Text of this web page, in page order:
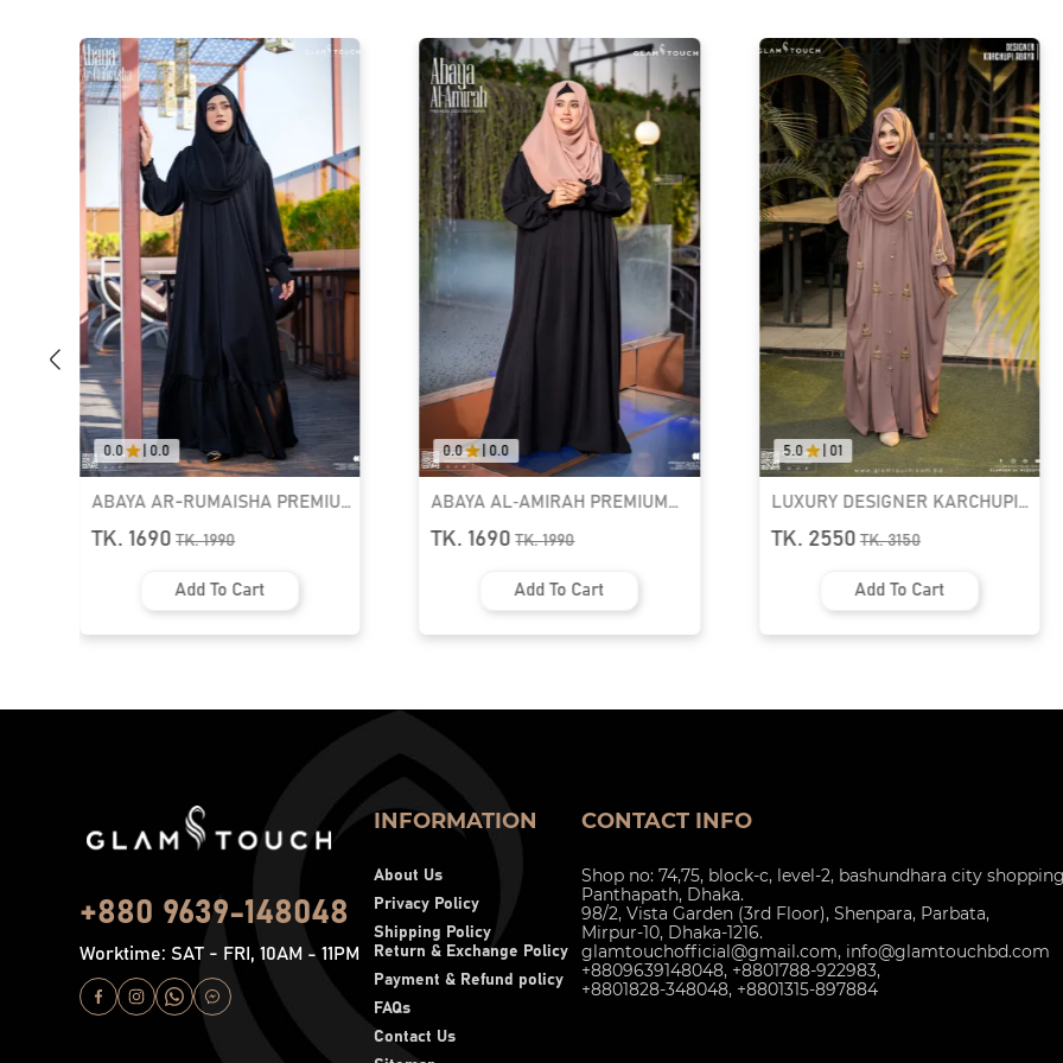
0.0 | 0.0
ABAYA AL‑AMIRAH PREMIUM
ZIPPER NECK ABAYA
TK. 1690 TK.1990
Add To Cart
5.0 | 01
LUXURY DESIGNER KARCHUPI
KAFTAN ABAYA | GT-1692
TK. 2550 TK.3150
Add To Cart
0.0 | 0.0
RUFI-EXTRA LONG INSTANT
READY HIJAB & NIQAB SET
TK. 1090 TK.1390
Add To Cart
+880 9639-148048
Worktime: SAT - FRI, 10AM - 11PM
INFORMATION
About Us
Privacy Policy
Shipping Policy
Return & Exchange Policy
Payment & Refund policy
FAQs
Contact Us
CONTACT INFO
Shop no: 74,75, block-c, level-2, bashundhara city
Panthapath, Dhaka.
98/2, Vista Garden (3rd Floor), Shenpara, Parbata,
Mirpur-10, Dhaka-1216.
glamtouchofficial@gmail.com, info@glamtouchbd.com
+8809639148048, +8801788-922983,
+8801828-348048, +8801315-897884